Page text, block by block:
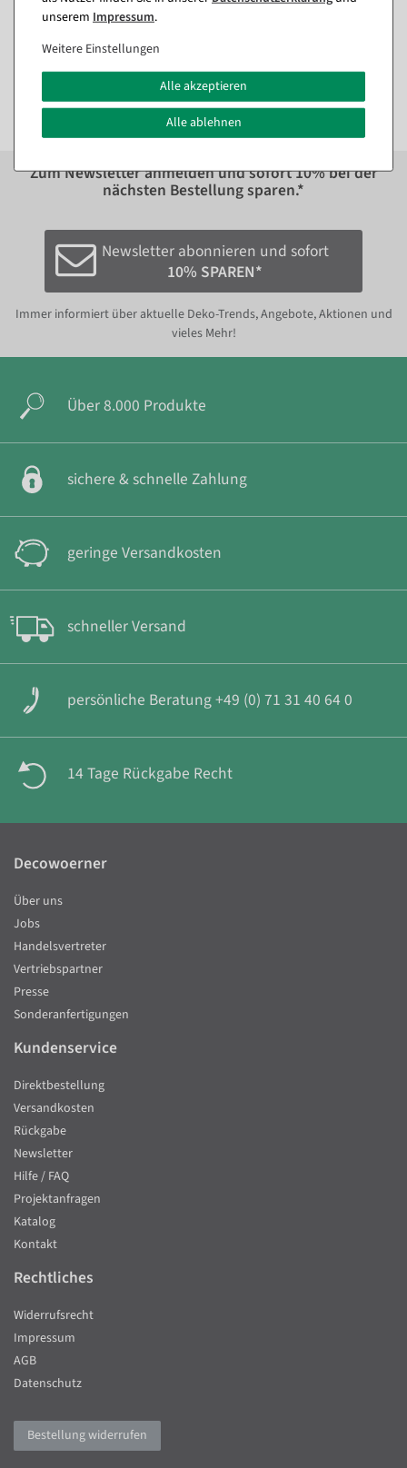
26,12 €
21,95 EUR zzgl. ges. MwSt.
17,79 €
14,95 EUR zzgl. ges. MwSt.
Zum Newsletter anmelden und sofort10%bei der
nächsten Bestellung sparen.*
Newsletter abonnieren und sofort
10% SPAREN*
Immer informiert über aktuelle Deko-Trends, Angebote, Aktionen und
vieles Mehr!
Über 8.000 Produkte
sichere & schnelle Zahlung
geringe Versandkosten
schneller Versand
persönliche Beratung +49 (0) 71 31 40 64 0
14 Tage Rückgabe Recht
unserem Impressum.
Weitere Einstellungen
Alle akzeptieren
Alle ablehnen
Decowoerner
Über uns
Jobs
Handelsvertreter
Vertriebspartner
Presse
Sonderanfertigungen
Kundenservice
Direktbestellung
Versandkosten
Rückgabe
Newsletter
Hilfe / FAQ
Projektanfragen
Katalog
Kontakt
Rechtliches
Widerrufsrecht
Impressum
AGB
Datenschutz
Bestellung widerrufen